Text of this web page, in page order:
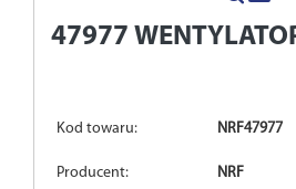
47977
Kod towaru: NRF47977
Producent: NRF